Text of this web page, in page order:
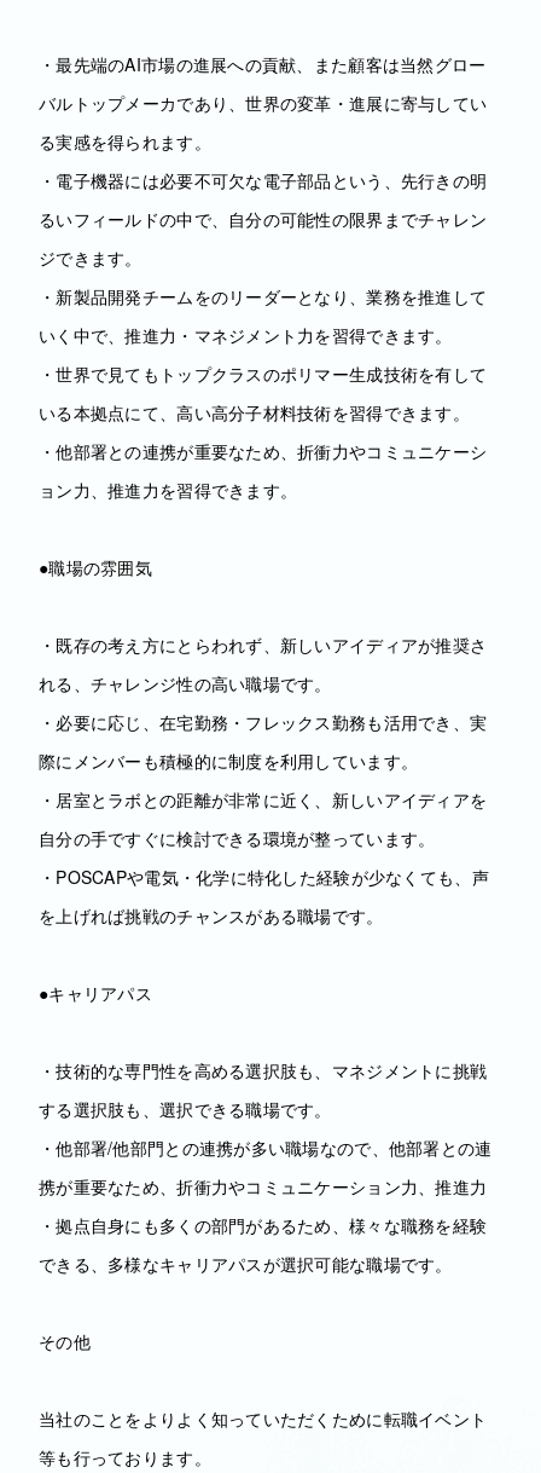
・最先端のAI市場の進展への貢献、また顧客は当然グロー
バルトップメーカであり、世界の変革・進展に寄与してい
る実感を得られます。
・電子機器には必要不可欠な電子部品という、先行きの明
るいフィールドの中で、自分の可能性の限界までチャレン
ジできます。
・新製品開発チームをのリーダーとなり、業務を推進して
いく中で、推進力・マネジメント力を習得できます。
・世界で見てもトップクラスのポリマー生成技術を有して
いる本拠点にて、高い高分子材料技術を習得できます。
・他部署との連携が重要なため、折衝力やコミュニケーシ
ョン力、推進力を習得できます。
●職場の雰囲気
・既存の考え方にとらわれず、新しいアイディアが推奨さ
れる、チャレンジ性の高い職場です。
・必要に応じ、在宅勤務・フレックス勤務も活用でき、実
際にメンバーも積極的に制度を利用しています。
・居室とラボとの距離が非常に近く、新しいアイディアを
自分の手ですぐに検討できる環境が整っています。
・POSCAPや電気・化学に特化した経験が少なくても、声
を上げれば挑戦のチャンスがある職場です。
●キャリアパス
・技術的な専門性を高める選択肢も、マネジメントに挑戦
する選択肢も、選択できる職場です。
・他部署/他部門との連携が多い職場なので、他部署との連
携が重要なため、折衝力やコミュニケーション力、推進力
・拠点自身にも多くの部門があるため、様々な職務を経験
できる、多様なキャリアパスが選択可能な職場です。
その他
当社のことをよりよく知っていただくために転職イベント
等も行っております。